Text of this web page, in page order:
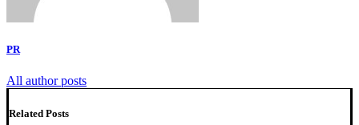
PR
All author posts
Related Posts